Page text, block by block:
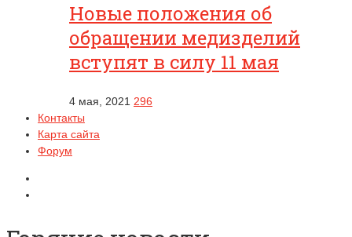
Новые положения об
обращении медизделий
вступят в силу 11 мая
4 мая, 2021 296
Контакты
Карта сайта
Форум